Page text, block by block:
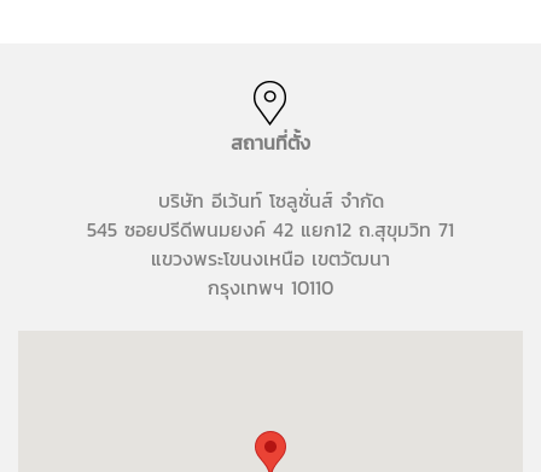
สถานที่ตั้ง
บริษัท อีเว้นท์ โซลูชั่นส์ จำกัด
545 ซอยปรีดีพนมยงค์ 42 แยก12 ถ.สุขุมวิท 71
แขวงพระโขนงเหนือ เขตวัฒนา
กรุงเทพฯ 10110